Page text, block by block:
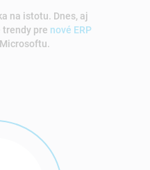
na istotu. Dnes, aj
trendy pre nové ERP